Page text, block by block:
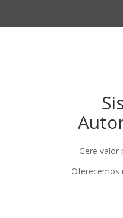
Gere valor
Oferecemos